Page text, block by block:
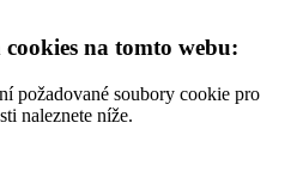
na tomto webu:
požadované soubory cookie pro
naleznete níže.